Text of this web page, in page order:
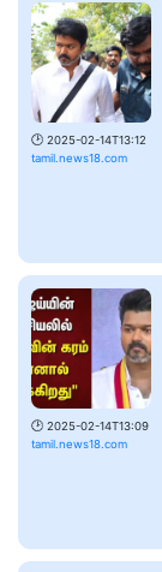
🕑 2025-02-14T13:12
tamil.news18.com
🕑 2025-02-14T13:09
tamil.news18.com